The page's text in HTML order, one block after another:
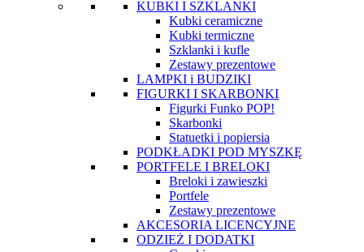
KUBKI I SZKLANKI
Kubki ceramiczne
Kubki termiczne
Szklanki i kufle
Zestawy prezentowe
LAMPKI i BUDZIKI
FIGURKI I SKARBONKI
Figurki Funko POP!
Skarbonki
Statuetki i popiersia
PODKŁADKI POD MYSZKĘ
PORTFELE I BRELOKI
Breloki i zawieszki
Portfele
Zestawy prezentowe
AKCESORIA LICENCYJNE
ODZIEŻ I DODATKI